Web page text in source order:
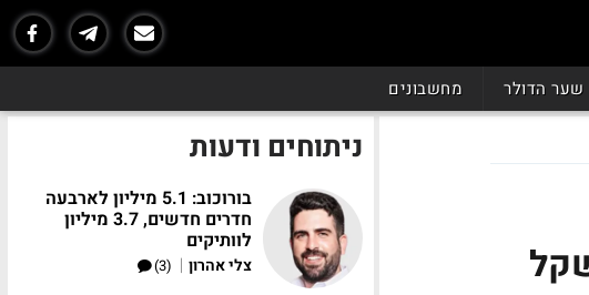
שער הדולר מחשבונים
ניתוחים ודעות
בורוכוב: 5.1 מיליון לארבעה
חדרים חדשים, 3.7 מיליון
לוותיקים
צלי אהרון |
(3)